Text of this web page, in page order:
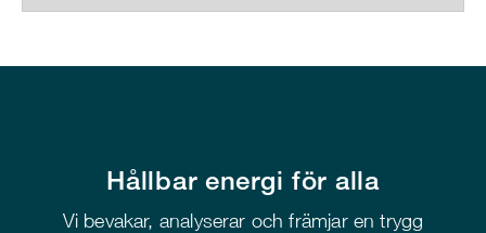
Hållbar energi för alla
Vi bevakar, analyserar och främjar en trygg